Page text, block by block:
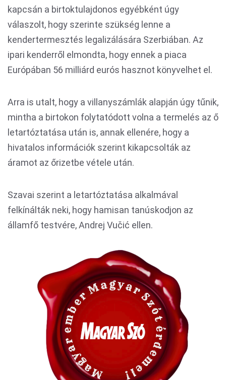
kapcsán a birtoktulajdonos egyébként úgy
válaszolt, hogy szerinte szükség lenne a
kendertermesztés legalizálására Szerbiában. Az
ipari kenderről elmondta, hogy ennek a piaca
Európában 56 milliárd eurós hasznot könyvelhet el.
Arra is utalt, hogy a villanyszámlák alapján úgy tűnik,
mintha a birtokon folytatódott volna a termelés az ő
letartóztatása után is, annak ellenére, hogy a
hivatalos információk szerint kikapcsolták az
áramot az őrizetbe vétele után.
Szavai szerint a letartóztatása alkalmával
felkínálták neki, hogy hamisan tanúskodjon az
államfő testvére, Andrej Vučić ellen.